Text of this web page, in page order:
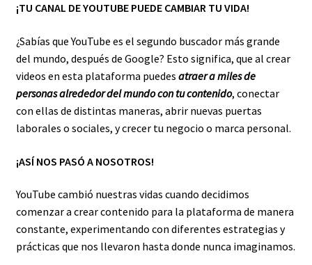
¡TU CANAL DE YOUTUBE PUEDE CAMBIAR TU VIDA!
¿Sabías que YouTube es el segundo buscador más grande
del mundo, después de Google? Esto significa, que al crear
videos en esta plataforma puedes atraer a miles de
personas alrededor del mundo con tu contenido, conectar
con ellas de distintas maneras, abrir nuevas puertas
laborales o sociales, y crecer tu negocio o marca personal.
¡ASÍ NOS PASÓ A NOSOTROS!
YouTube cambió nuestras vidas cuando decidimos
comenzar a crear contenido para la plataforma de manera
constante, experimentando con diferentes estrategias y
prácticas que nos llevaron hasta donde nunca imaginamos.